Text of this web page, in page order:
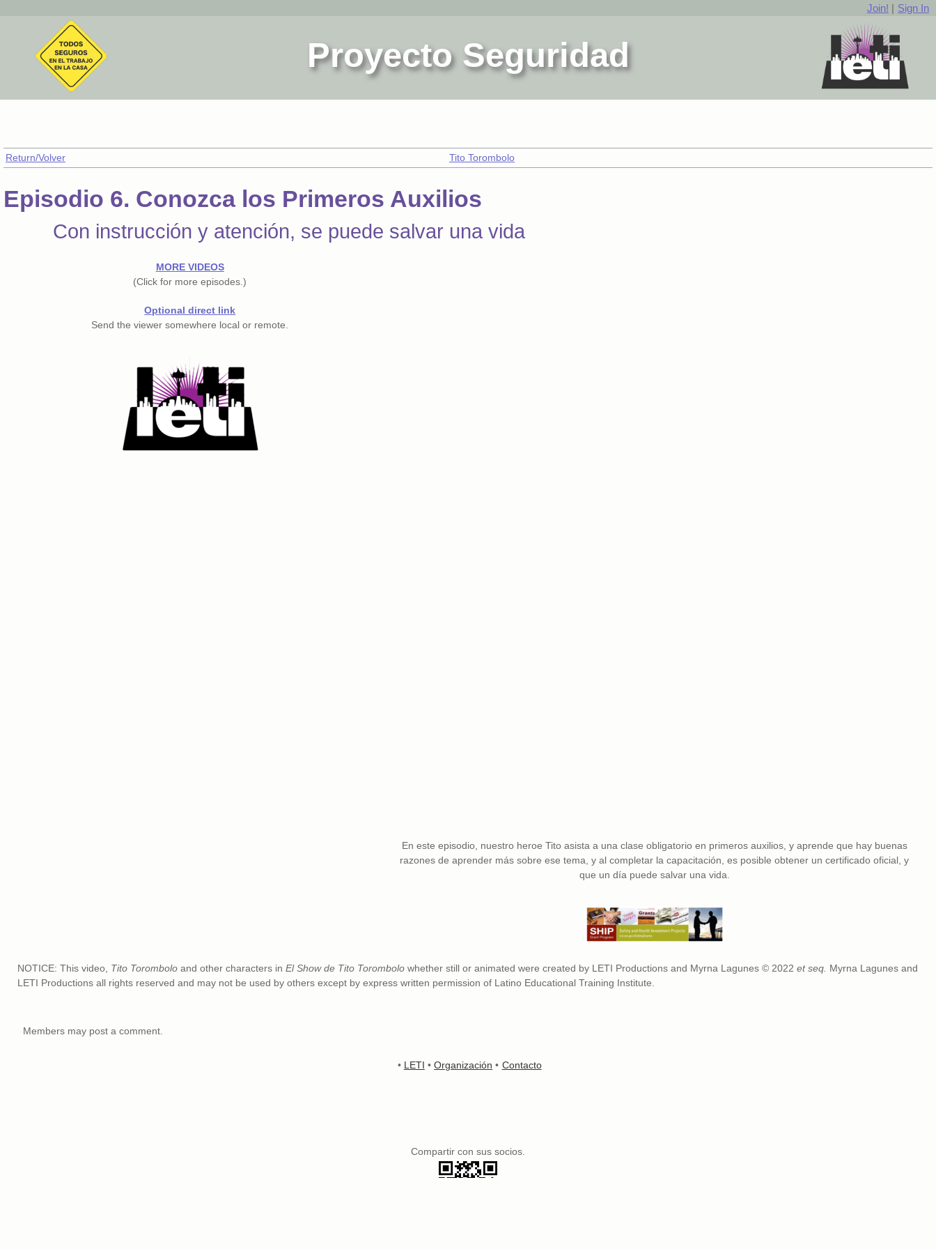
Join! | Sign In
Proyecto Seguridad
Return/Volver Tito Torombolo
Episodio 6. Conozca los Primeros Auxilios
Con instrucción y atención, se puede salvar una vida
MORE VIDEOS
(Click for more episodes.)
Optional direct link
Send the viewer somewhere local or remote.
En este episodio, nuestro heroe Tito asista a una clase obligatorio en primeros auxilios, y aprende que hay buenas
razones de aprender más sobre ese tema, y al completar la capacitación, es posible obtener un certificado oficial, y
que un día puede salvar una vida.
NOTICE: This video, Tito Torombolo and other characters in El Show de Tito Torombolo whether still or animated were created by LETI Productions and Myrna Lagunes © 2022 et seq. Myrna Lagunes and
LETI Productions all rights reserved and may not be used by others except by express written permission of Latino Educational Training Institute.
Members may post a comment.
• LETI • Organización • Contacto
Compartir con sus socios.